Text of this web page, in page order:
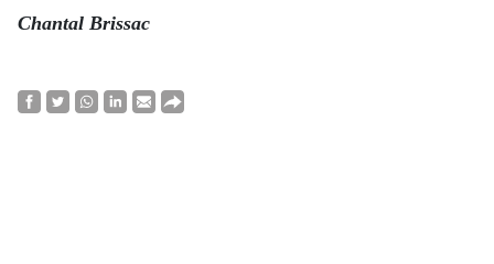
Chantal Brissac